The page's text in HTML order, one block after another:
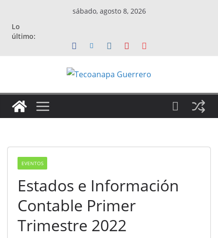
contenido
sábado, agosto 8, 2026
Lo
último:
EVENTOS
Estados e Información
Contable Primer
Trimestre 2022